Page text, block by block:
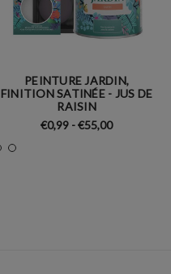
PEINTURE JARDIN,
FINITION SATINÉE - JUS DE
RAISIN
€0,99 - €55,00